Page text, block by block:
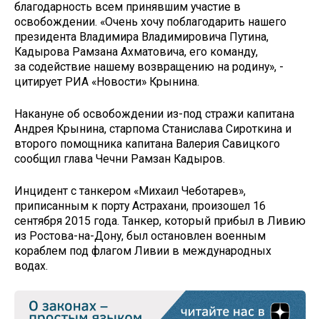
благодарность всем принявшим участие в
освобождении. «Очень хочу поблагодарить нашего
президента Владимира Владимировича Путина,
Кадырова Рамзана Ахматовича, его команду,
за содействие нашему возвращению на родину», -
цитирует РИА «Новости» Крынина.
Накануне об освобождении из-под стражи капитана
Андрея Крынина, старпома Станислава Сироткина и
второго помощника капитана Валерия Савицкого
сообщил глава Чечни Рамзан Кадыров.
Инцидент с танкером «Михаил Чеботарев»,
приписанным к порту Астрахани, произошел 16
сентября 2015 года. Танкер, который прибыл в Ливию
из Ростова-на-Дону, был остановлен военным
кораблем под флагом Ливии в международных
водах.